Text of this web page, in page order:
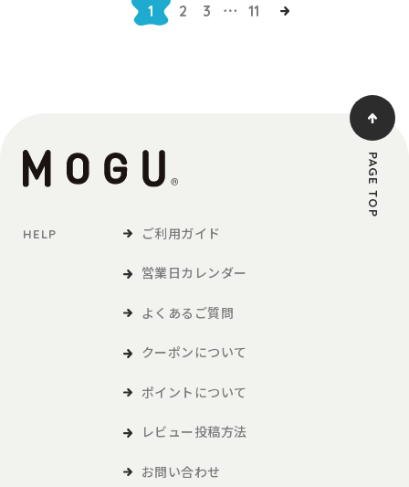
1 2 3 ⋯ 11
HELP ご利用ガイド
営業日カレンダー
よくあるご質問
クーポンについて
ポイントについて
レビュー投稿方法
お問い合わせ
PAGE TOP